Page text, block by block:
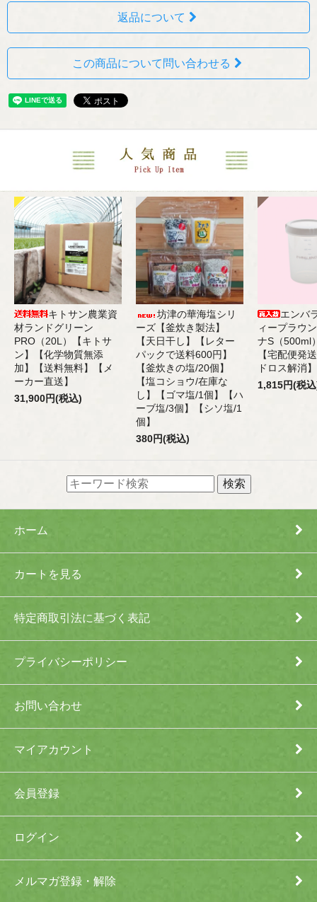
返品について
この商品について問い合わせる
キトサン農業資
材ランドグリーン
PRO（20L）【キトサ
ン】【化学物質無添
加】【送料無料】【メ
ーカー直送】
31,900円(税込)
坊津の華海塩シリ
ーズ【釜炊き製法】
【天日干し】【レター
パックで送料600円】
【釜炊きの塩/20個】
【塩コショウ/在庫な
し】【ゴマ塩/1個】【ハ
ーブ塩/3個】【シソ塩/1
個】
380円(税込)
エンバ
ィープラウ
ナS（
【宅配便発
ドロス解消】
1,815円(税
ホーム
カートを見る
特定商取引法に基づく表記
プライバシーポリシー
お問い合わせ
マイアカウント
会員登録
ログイン
メルマガ登録・解除